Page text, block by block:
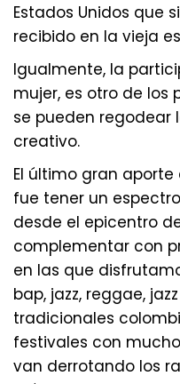
Estados Unidos que
recibido en la vieja
Igualmente, la
mujer, es otro de los
se pueden regodear
creativo.
El último gran
fue tener un
desde el epicentro
complementar con
en las que
bap, jazz, reggae,
tradicionales
festivales con
van derrotando los